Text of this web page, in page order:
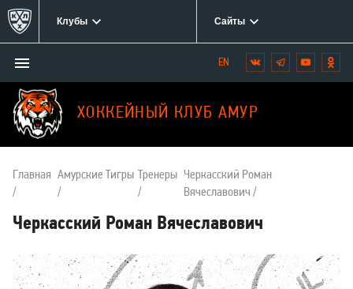
Клубы Сайты
ХОККЕЙНЫЙ КЛУБ АМУР
Открыть/
закрыть
меню
Мы
в
социальных
сетях:
Вконтакте
Telegram
YouTube
Главная Амурские Тигры Тренеры Черкасский Роман
Вячеславович
Черкасский Роман Вячеславович
О
тренере